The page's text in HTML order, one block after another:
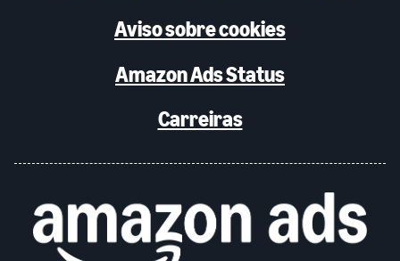
Aviso sobre cookies
Amazon Ads Status
Carreiras